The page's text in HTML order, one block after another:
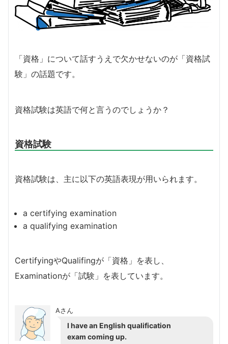
「資格」について話すうえで欠かせないのが「資格試
験」の話題です。
資格試験は英語で何と言うのでしょうか？
資格試験
資格試験は、主に以下の英語表現が用いられます。
a certifying examination
a qualifying examination
CertifyingやQualifingが「資格」を表し、
Examinationが「試験」を表しています。
Aさん
I have an English qualification
exam coming up.